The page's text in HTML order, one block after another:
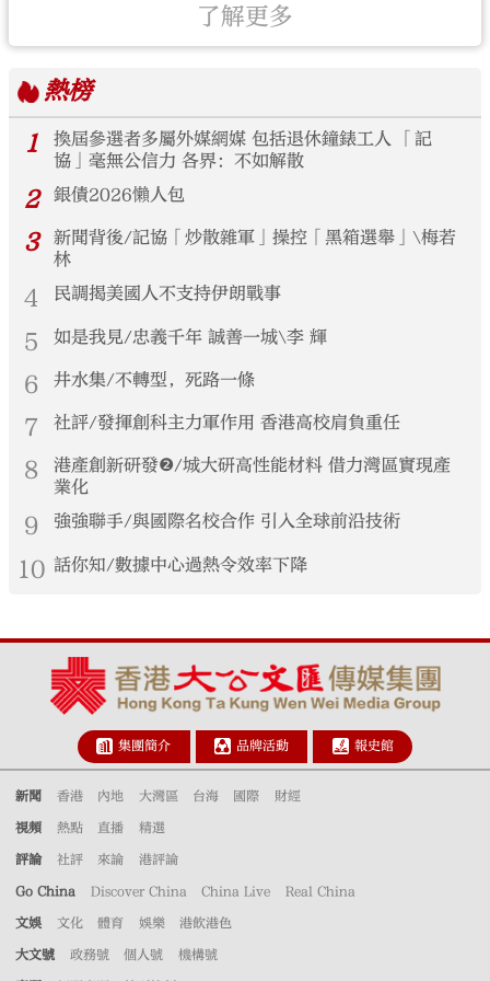
了解更多
熱榜
1
換屆參選者多屬外媒網媒 包括退休鐘錶工人 「記
協」毫無公信力 各界：不如解散
2 銀債2026懶人包
3
新聞背後/記協「炒散雜軍」操控「黑箱選舉」\梅若
林
4 民調揭美國人不支持伊朗戰事
5 如是我見/忠義千年 誠善一城\李 輝
6 井水集/不轉型，死路一條
7 社評/發揮創科主力軍作用 香港高校肩負重任
8
港產創新研發❷/城大研高性能材料 借力灣區實現產
業化
9 強強聯手/與國際名校合作 引入全球前沿技術
10 話你知/數據中心過熱令效率下降
集團簡介 品牌活動 報史館
新聞 香港 內地 大灣區 台海 國際 財經
視頻 熱點 直播 精選
評論 社評 來論 港評論
Go China Discover China China Live Real China
文娛 文化 體育 娛樂 港飲港色
大文號 政務號 個人號 機構號